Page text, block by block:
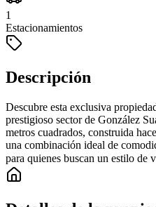
1
Estacionamientos
Descripción
Descubre esta exclusiva
prestigioso sector de González
metros cuadrados, construida
una combinación ideal de
para quienes buscan un estilo de